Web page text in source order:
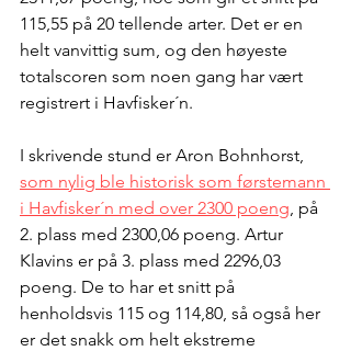
115,55 på 20 tellende arter. Det er en
helt vanvittig sum, og den høyeste
totalscoren som noen gang har vært
registrert i Havfisker´n.
I skrivende stund er Aron Bohnhorst,
som nylig ble historisk som førstemann
i Havfisker´n med over 2300 poeng, på
2. plass med 2300,06 poeng. Artur
Klavins er på 3. plass med 2296,03
poeng. De to har et snitt på
henholdsvis 115 og 114,80, så også her
er det snakk om helt ekstreme